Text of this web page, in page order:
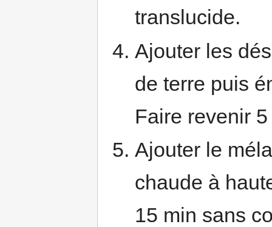
translucide.
Ajouter les
de terre puis
Faire revenir
Ajouter le
chaude à
15 min sans